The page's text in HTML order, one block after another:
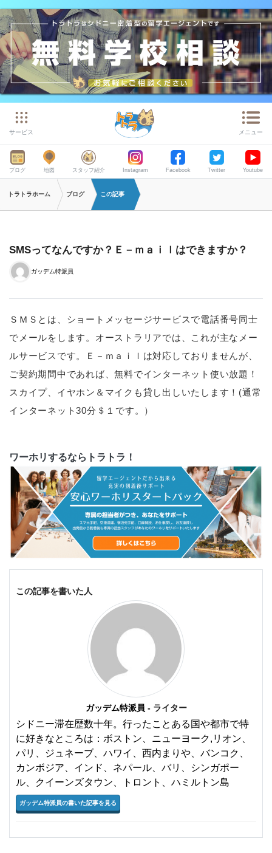
サービス メニュー
ブログ 地図 スタッフ紹介 Instagram Facebook Twitter Youtube
トラトラホーム ブログ この記事
SMSってなんですか？Ｅ－ｍａｉｌはできますか？
ガッデム特派員
ＳＭＳとは、ショートメッセージサービスで電話番号同士
でメールをします。オーストラリアでは、これが主なメー
ルサービスです。Ｅ－ｍａｉｌは対応しておりませんが、
ご契約期間中であれば、無料でインターネット使い放題！
スカイプ、イヤホン＆マイクも貸し出しいたします！(通常
インターネット30分＄１です。）
ワーホリするならトラトラ！
この記事を書いた人
ガッデム特派員 - ライター
シドニー滞在歴数十年。行ったことある国や都市で特
に好きなところは：ボストン、ニューヨーク,リオン、
パリ、ジュネーブ、ハワイ、西内まりや、バンコク、
カンボジア、インド、ネパール、バリ、シンガポー
ル、クイーンズタウン、トロント、ハミルトン島
ガッデム特派員の書いた記事を見る